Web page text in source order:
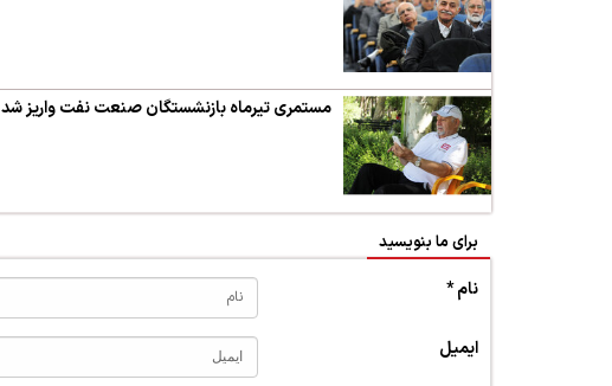
مستمری تیرماه بازنشستگان صنعت نفت واریز شد
برای ما بنویسید
نام *
ایمیل